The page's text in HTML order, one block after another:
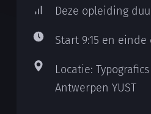
Deze opleiding
Start 9:15 en einde
Locatie:
Antwerpen YUST